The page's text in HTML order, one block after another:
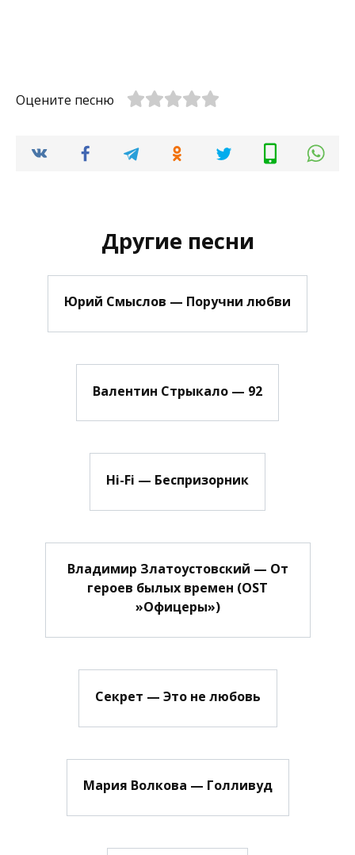
Оцените песню
Другие песни
Юрий Смыслов — Поручни любви
Валентин Стрыкало — 92
Нi-Fi — Беспризорник
Владимир Златоустовский — От
героев былых времен (OST
»Офицеры»)
Секрет — Это не любовь
Мария Волкова — Голливуд